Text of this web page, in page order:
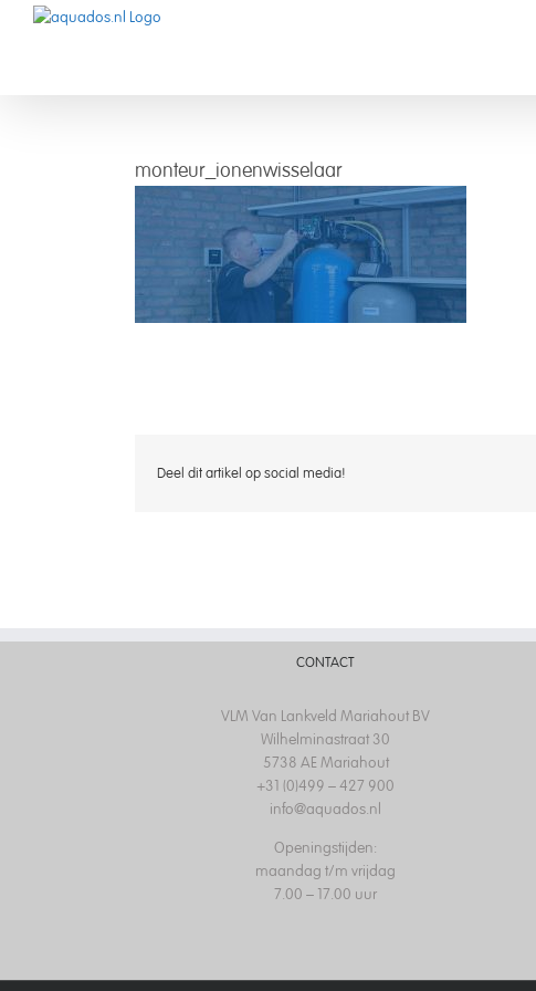
monteur_ionenwisselaar
Deel dit artikel op social media!
CONTACT
VLM Van Lankveld Mariahout BV
Wilhelminastraat 30
5738 AE Mariahout
+31 (0)499 – 427 900
info@aquados.nl
Openingstijden:
maandag t/m vrijdag
7.00 – 17.00 uur